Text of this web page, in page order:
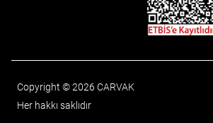
Copyright © 2026 CARVAK
Her hakkı saklıdır